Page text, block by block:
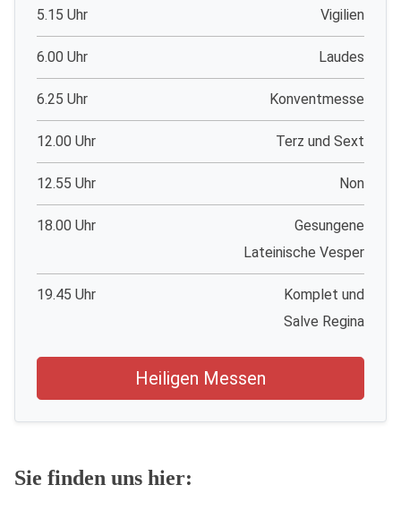
5.15 Uhr Vigilien
6.00 Uhr Laudes
6.25 Uhr Konventmesse
12.00 Uhr Terz und Sext
12.55 Uhr Non
18.00 Uhr
Gesungene
Lateinische Vesper
19.45 Uhr
Komplet und
Salve Regina
Heiligen Messen
Sie finden uns hier: